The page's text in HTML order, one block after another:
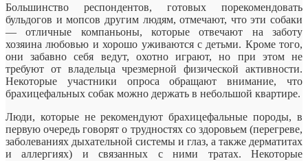
Большинство респондентов, готовых порекомендовать
бульдогов и мопсов другим людям, отмечают, что эти собаки
— отличные компаньоны, которые отвечают на заботу
хозяина любовью и хорошо уживаются с детьми. Кроме того,
они забавно себя ведут, охотно играют, но при этом не
требуют от владельца чрезмерной физической активности.
Некоторые участники опроса обращают внимание, что
брахицефальных собак можно держать в небольшой квартире.
Люди, которые не рекомендуют брахицефальные породы, в
первую очередь говорят о трудностях со здоровьем (перегреве,
заболеваниях дыхательной системы и глаз, а также дерматитах
и аллергиях) и связанных с ними тратах. Некоторые